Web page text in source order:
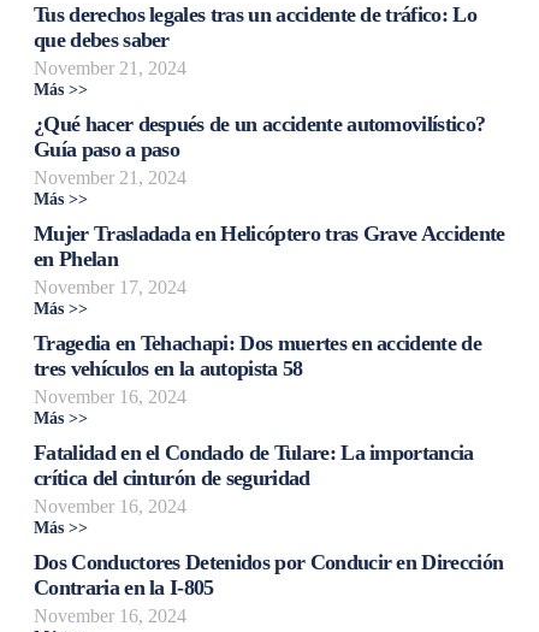
Tus derechos legales tras un accidente de tráfico: Lo
que debes saber
November 21, 2024
Más >>
¿Qué hacer después de un accidente automovilístico?
Guía paso a paso
November 21, 2024
Más >>
Mujer Trasladada en Helicóptero tras Grave Accidente
en Phelan
November 17, 2024
Más >>
Tragedia en Tehachapi: Dos muertes en accidente de
tres vehículos en la autopista 58
November 16, 2024
Más >>
Fatalidad en el Condado de Tulare: La importancia
crítica del cinturón de seguridad
November 16, 2024
Más >>
Dos Conductores Detenidos por Conducir en Dirección
Contraria en la I-805
November 16, 2024